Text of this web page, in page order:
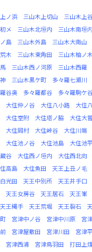
ノ浜 三山木上切山 三山木上
メ 三山木北垣内 三山木南垣内
島 三山木外島 三山木大南山
木 三山木東角田 三山木柚ノ木
三山木西ノ河原 三山木西羅
三山木黒ケ町 多々羅七瀬川
谷奥 多々羅都谷 多々羅駒ケ
大住仲ノ谷 大住八小路 大住
大住堂附 大住塔ノ脇 大住大
大住岡村 大住峠谷 大住川端
大住池ノ谷 大住池島 大住池平
谷 大住西ノ垣内 大住西北向
高島 大住魚田 天王上丑ノ毛
光田 天王中別所 天王井手口
天王女房谷 天王居石 天王峯
天王縄手 天王荒堀 天王裂石
宮津中ノ谷 宮津中川原 宮
宮津屋敷田 宮津川田 宮津
宮津西浦 宮津鳥羽田 打田上